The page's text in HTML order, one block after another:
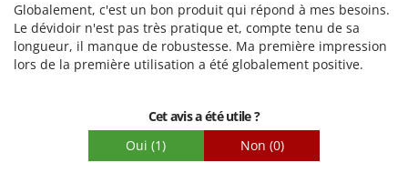
Qualité / Prix
Facilité de montage
Globalement, c'est un bon produit qui répond à mes besoins.
Le dévidoir n'est pas très pratique et, compte tenu de sa
longueur, il manque de robustesse. Ma première impression
lors de la première utilisation a été globalement positive.
Cet avis a été utile ?
Oui (1) Non (0)